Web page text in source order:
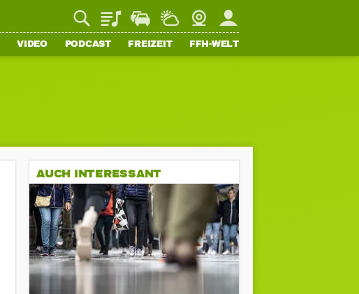
PlaylistStaupilotWetterWebcamMein FFH
VIDEO PODCAST FREIZEIT FFH-WELT
AUCH INTERESSANT